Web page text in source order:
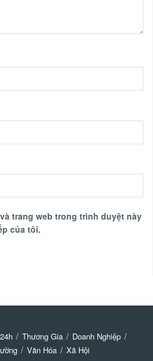
trang web trong trình duyệt này
của tôi.
Thương Gia
Doanh Nghiệp
Văn Hóa Xã Hội